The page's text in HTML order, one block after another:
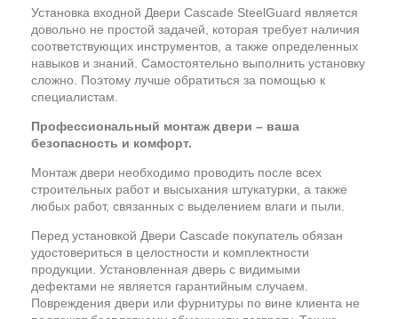
Установка входной Двери Cascade SteelGuard является
довольно не простой задачей, которая требует наличия
соответствующих инструментов, а также определенных
навыков и знаний. Самостоятельно выполнить установку
сложно. Поэтому лучше обратиться за помощью к
специалистам.
Профессиональный монтаж двери – ваша
безопасность и комфорт.
Монтаж двери необходимо проводить после всех
строительных работ и высыхания штукатурки, а также
любых работ, связанных с выделением влаги и пыли.
Перед установкой Двери Cascade покупатель обязан
удостовериться в целостности и комплектности
продукции. Установленная дверь с видимыми
дефектами не является гарантийным случаем.
Повреждения двери или фурнитуры по вине клиента не